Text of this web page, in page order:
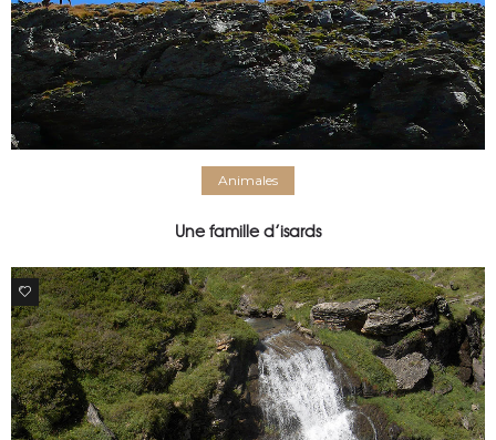
Animales
Une famille d’isards
1